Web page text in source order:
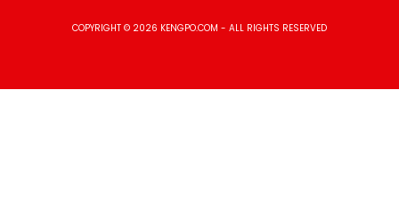
COPYRIGHT © 2026 KENGPO.COM - ALL RIGHTS RESERVED